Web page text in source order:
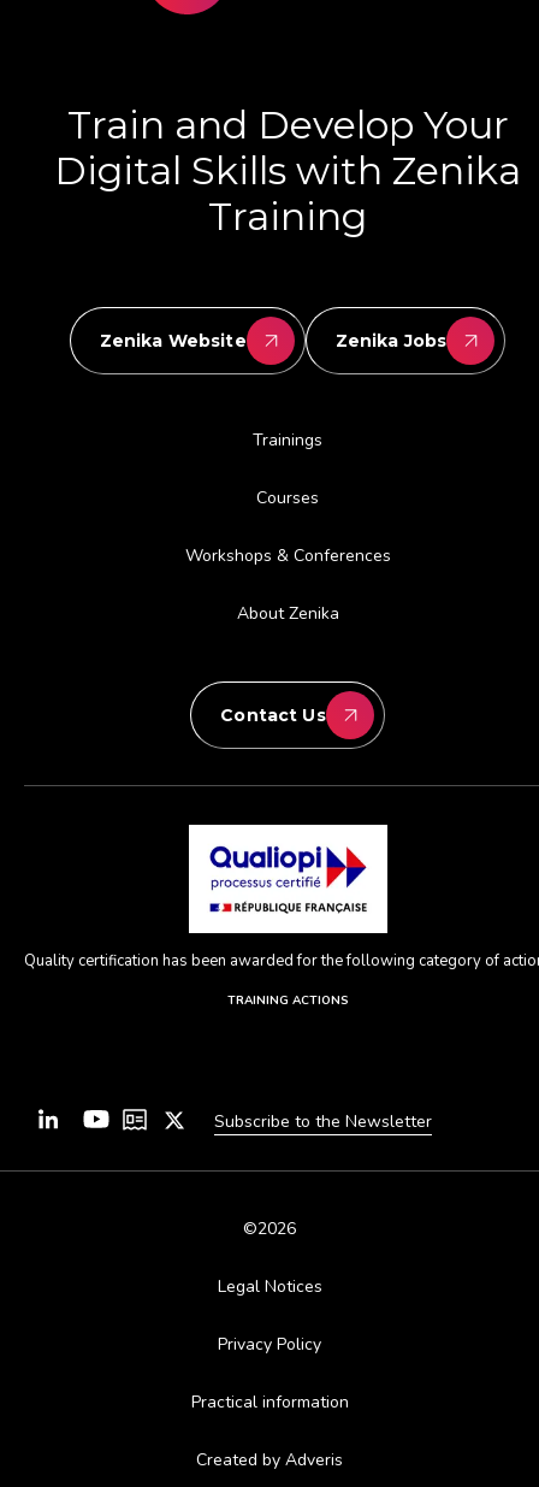
Train and Develop Your
Digital Skills with Zenika
Training
Zenika Website Zenika Jobs
Trainings
Courses
Workshops & Conferences
About Zenika
Contact Us
Quality certification has been awarded for the following category of
TRAINING ACTIONS
Subscribe to the Newsletter
©2026
Legal Notices
Privacy Policy
Practical information
Created by Adveris